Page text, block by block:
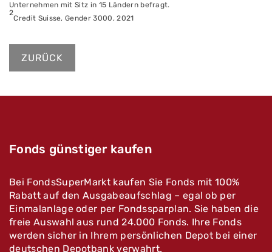
Unternehmen mit Sitz in 15 Ländern befragt.
2
Credit Suisse, Gender 3000, 2021
ZURÜCK
Fonds günstiger kaufen
Bei FondsSuperMarkt kaufen Sie Fonds mit 100%
Rabatt auf den Ausgabeaufschlag – egal ob per
Einmalanlage oder per Fondssparplan. Sie haben die
freie Auswahl aus rund 24.000 Fonds. Ihre Fonds
werden sicher in Ihrem persönlichen Depot bei einer
deutschen Depotbank verwahrt.